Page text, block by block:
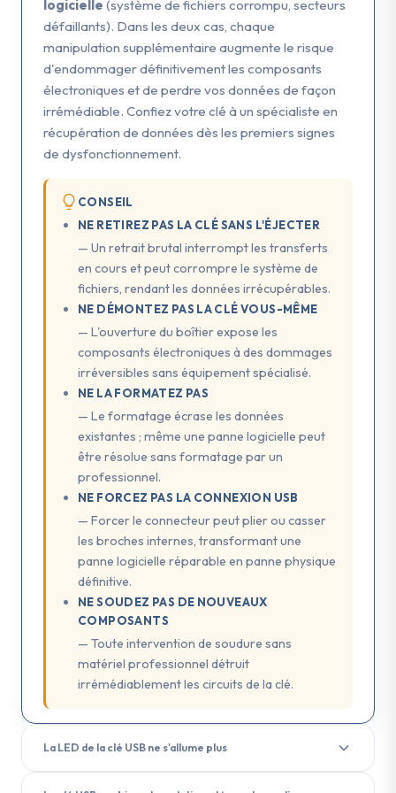
logicielle (système de fichiers corrompu, secteurs
défaillants). Dans les deux cas, chaque
manipulation supplémentaire augmente le risque
d'endommager définitivement les composants
électroniques et de perdre vos données de façon
irrémédiable. Confiez votre clé à un spécialiste en
récupération de données dès les premiers signes
de dysfonctionnement.
CONSEIL
NE RETIREZ PAS LA CLÉ SANS L'ÉJECTER
— Un retrait brutal interrompt les transferts
en cours et peut corrompre le système de
fichiers, rendant les données irrécupérables.
NE DÉMONTEZ PAS LA CLÉ VOUS-MÊME
— L'ouverture du boîtier expose les
composants électroniques à des dommages
irréversibles sans équipement spécialisé.
NE LA FORMATEZ PAS
— Le formatage écrase les données
existantes ; même une panne logicielle peut
être résolue sans formatage par un
professionnel.
NE FORCEZ PAS LA CONNEXION USB
— Forcer le connecteur peut plier ou casser
les broches internes, transformant une
panne logicielle réparable en panne physique
définitive.
NE SOUDEZ PAS DE NOUVEAUX
COMPOSANTS
— Toute intervention de soudure sans
matériel professionnel détruit
irrémédiablement les circuits de la clé.
La LED de la clé USB ne s'allume plus